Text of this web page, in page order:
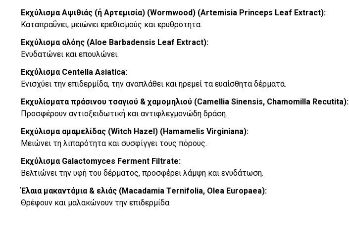
Εκχύλισμα Αψιθιάς (ή Αρτεμισία) (Wormwood) (Artemisia Princeps Leaf Extract):
Καταπραΰνει, μειώνει ερεθισμούς και ερυθρότητα.
Εκχύλισμα αλόης (Aloe Barbadensis Leaf Extract):
Ενυδατώνει και επουλώνει.
Εκχύλισμα Centella Asiatica:
Ενισχύει την επιδερμίδα, την αναπλάθει και ηρεμεί τα ευαίσθητα δέρματα.
Εκχυλίσματα πράσινου τσαγιού & χαμομηλιού (Camellia Sinensis, Chamomilla Recutita):
Προσφέρουν αντιοξειδωτική και αντιφλεγμονώδη δράση.
Εκχύλισμα αμαμελίδας (Witch Hazel) (Hamamelis Virginiana):
Μειώνει τη λιπαρότητα και συσφίγγει τους πόρους.
Εκχύλισμα Galactomyces Ferment Filtrate:
Βελτιώνει την υφή του δέρματος, προσφέρει λάμψη και ενυδάτωση.
Έλαια μακαντάμια & ελιάς (Macadamia Ternifolia, Olea Europaea):
Θρέφουν και μαλακώνουν την επιδερμίδα.